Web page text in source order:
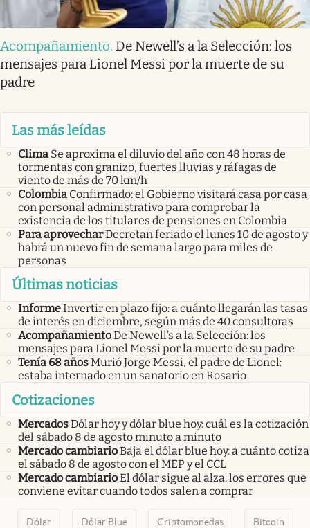
Acompañamiento. De Newell’s a la Selección: los
mensajes para Lionel Messi por la muerte de su
padre
Las más leídas
Clima Se aproxima el diluvio del año con 48 horas de
tormentas con granizo, fuertes lluvias y ráfagas de
viento de más de 70 km/h
Colombia Confirmado: el Gobierno visitará casa por casa
con personal administrativo para comprobar la
existencia de los titulares de pensiones en Colombia
Para aprovecharDecretan feriado el lunes 10 de agosto y
habrá un nuevo fin de semana largo para miles de
personas
Últimas noticias
InformeInvertir en plazo fijo: a cuánto llegarán las tasas
de interés en diciembre, según más de 40 consultoras
AcompañamientoDe Newell’s a la Selección: los
mensajes para Lionel Messi por la muerte de su padre
Tenía 68 añosMurió Jorge Messi, el padre de Lionel:
estaba internado en un sanatorio en Rosario
Cotizaciones
MercadosDólar hoy y dólar blue hoy: cuál es la cotización
del sábado 8 de agosto minuto a minuto
Mercado cambiarioBaja el dólar blue hoy: a cuánto cotiza
el sábado 8 de agosto con el MEP y el CCL
Mercado cambiarioEl dólar sigue al alza: los errores que
conviene evitar cuando todos salen a comprar
Dólar Dólar Blue Criptomonedas Bitcoin